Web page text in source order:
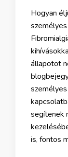
Hogyan
állapotot
segítenek
is, fontos